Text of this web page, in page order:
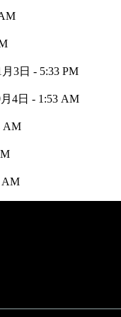
3日 - 5:33 PM
4日 - 1:53 AM
AM
AM